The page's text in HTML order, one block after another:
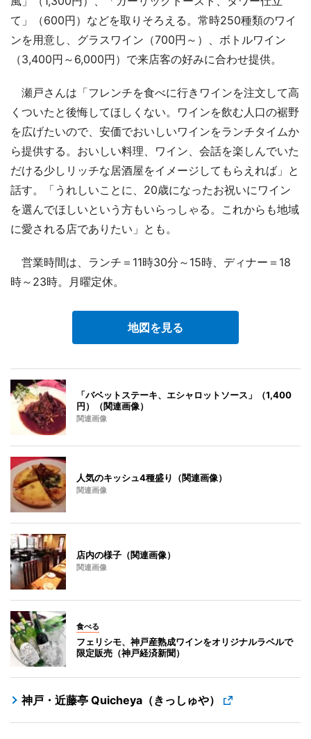
て」（600円）などを取りそろえる。常時250種類のワイ
ンを用意し、グラスワイン（700円～）、ボトルワイン
（3,400円～6,000円）で来店客の好みに合わせ提供。
瀬戸さんは「フレンチを食べに行きワインを注文して高
くついたと後悔してほしくない。ワインを飲む人口の裾野
を広げたいので、安価でおいしいワインをランチタイムか
ら提供する。おいしい料理、ワイン、会話を楽しんでいた
だける少しリッチな居酒屋をイメージしてもらえれば」と
話す。「うれしいことに、20歳になったお祝いにワイン
を選んでほしいという方もいらっしゃる。これからも地域
に愛される店でありたい」とも。
営業時間は、ランチ＝11時30分～15時、ディナー＝18
時～23時。月曜定休。
地図を見る
「バベットステーキ、エシャロットソース」（1,400
円）（関連画像）
関連画像
人気のキッシュ4種盛り（関連画像）
関連画像
店内の様子（関連画像）
関連画像
食べる
フェリシモ、神戸産熟成ワインをオリジナルラベルで
限定販売（神戸経済新聞）
神戸・近藤亭 Quicheya（きっしゅや）